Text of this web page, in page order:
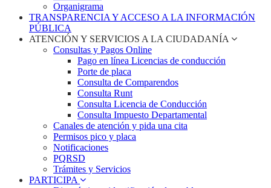
Organigrama
TRANSPARENCIA Y ACCESO A LA INFORMACIÓN
PÚBLICA
ATENCIÓN Y SERVICIOS A LA CIUDADANÍA
Consultas y Pagos Online
Pago en línea Licencias de conducción
Porte de placa
Consulta de Comparendos
Consulta Runt
Consulta Licencia de Conducción
Consulta Impuesto Departamental
Canales de atención y pida una cita
Permisos pico y placa
Notificaciones
PQRSD
Trámites y Servicios
PARTICIPA